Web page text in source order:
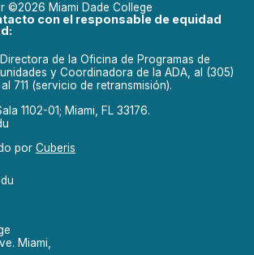
©2026 Miami Dade College
con el responsable de equidad
de la Oficina de Programas de
y Coordinadora de la ADA, al (305)
711 (servicio de retransmisión).
1102-01; Miami, FL 33176.
por Cuberis
Miami,